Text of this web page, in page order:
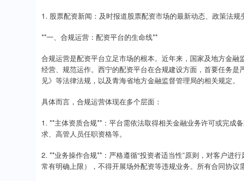
1. 股票配资新闻：及时报道股票配资市场的最新动态、政策法规
**一、合规运营：配资平台的生命线**
合规运营是配资平台立足市场的根本。近年来，国家及地方金
经营、规范运作。西宁的配资平台在合规建设方面，首要任务
见》等法律法规，以及青海省地方金融监督管理局的相关规定。
具体而言，合规运营体现在多个层面：
1. **主体资质合规**：平台需依法取得相关金融业务许可或完成
求、高管人员任职资格等。
2. **业务操作合规**：严格遵循“投资者适当性”原则，对客户进
常有明确上限），不得开展场外配资等违规业务。所有合同协议